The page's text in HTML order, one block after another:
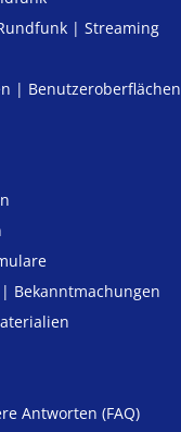
| Streaming
| Benutzeroberflächen
Bekanntmachungen
Antworten (FAQ)